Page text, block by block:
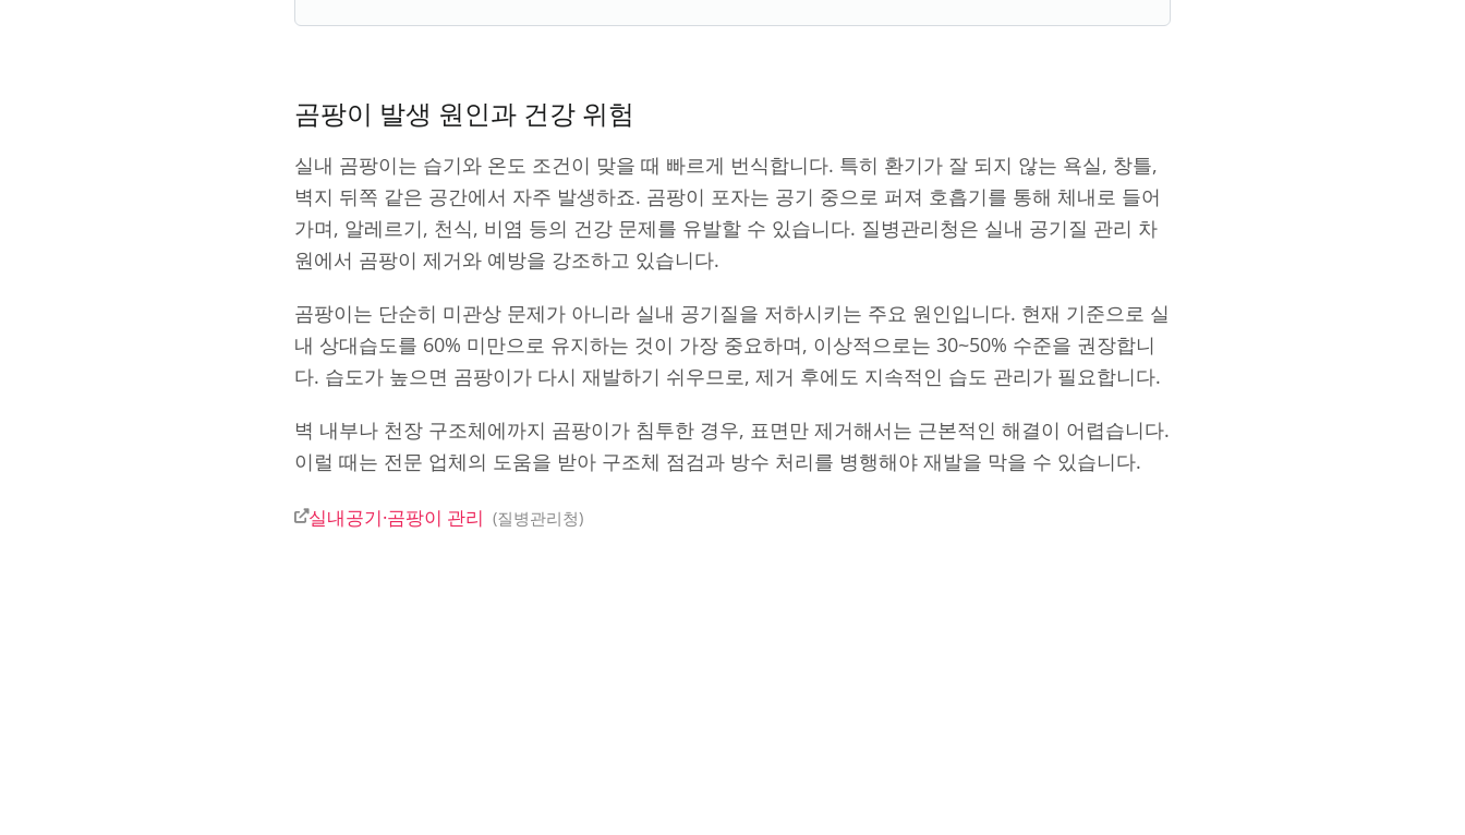
곰팡이 발생 원인과 건강 위험
실내 곰팡이는 습기와 온도 조건이 맞을 때 빠르게 번식합니다. 특히 환기가 잘 되지 않는 욕실, 창틀,
벽지 뒤쪽 같은 공간에서 자주 발생하죠. 곰팡이 포자는 공기 중으로 퍼져 호흡기를 통해 체내로 들어
가며, 알레르기, 천식, 비염 등의 건강 문제를 유발할 수 있습니다. 질병관리청은 실내 공기질 관리 차
원에서 곰팡이 제거와 예방을 강조하고 있습니다.
곰팡이는 단순히 미관상 문제가 아니라 실내 공기질을 저하시키는 주요 원인입니다. 현재 기준으로 실
내 상대습도를 60% 미만으로 유지하는 것이 가장 중요하며, 이상적으로는 30~50% 수준을 권장합니
다. 습도가 높으면 곰팡이가 다시 재발하기 쉬우므로, 제거 후에도 지속적인 습도 관리가 필요합니다.
벽 내부나 천장 구조체에까지 곰팡이가 침투한 경우, 표면만 제거해서는 근본적인 해결이 어렵습니다.
이럴 때는 전문 업체의 도움을 받아 구조체 점검과 방수 처리를 병행해야 재발을 막을 수 있습니다.
실내공기·곰팡이 관리 질병관리청